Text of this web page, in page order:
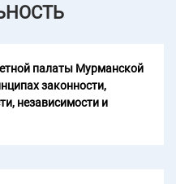
палаты Мурманской
законности,
независимости и